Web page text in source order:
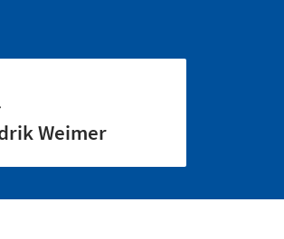
Weimer